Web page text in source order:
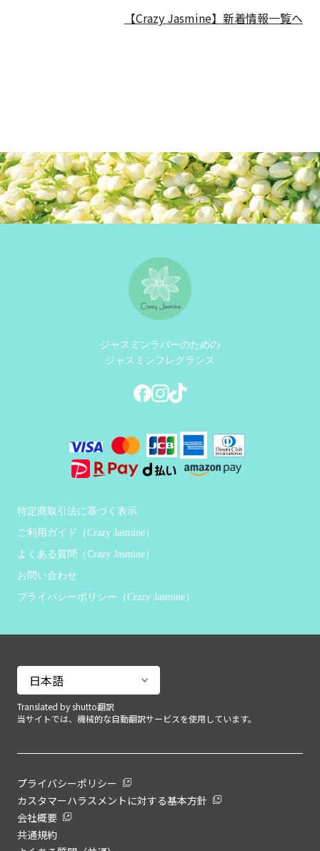
【Crazy Jasmine】新着情報一覧へ
ジャスミンラバーのための
ジャスミンフレグランス
特定商取引法に基づく表示
ご利用ガイド（Crazy Jasmine）
よくある質問（Crazy Jasmine）
お問い合わせ
プライバシーポリシー（Crazy Jasmine）
Translated by shutto翻訳
当サイトでは、機械的な自動翻訳サービスを使用しています。
プライバシーポリシー
カスタマーハラスメントに対する基本方針
会社概要
共通規約